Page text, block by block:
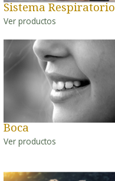
Sistema Respiratorio
Ver productos
Boca
Ver productos